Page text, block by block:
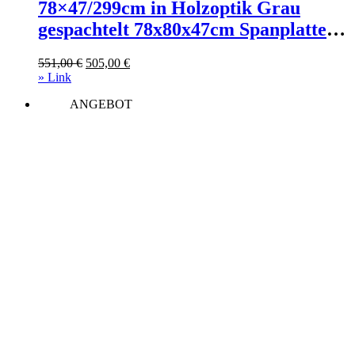
78×47/299cm in Holzoptik Grau
gespachtelt 78x80x47cm Spanplatte
Wohnzimmermöbel Konsolentische
551,00€ Ursprünglicher
551,00 €
505,00 €Aktueller
505,00 €.
» Link
ANGEBOT